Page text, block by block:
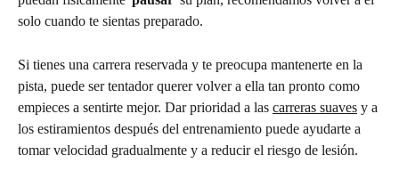
solo cuando te sientas preparado.
Si tienes una carrera reservada y te preocupa mantenerte en la
pista, puede ser tentador querer volver a ella tan pronto como
empieces a sentirte mejor. Dar prioridad a las carreras suaves y a
los estiramientos después del entrenamiento puede ayudarte a
tomar velocidad gradualmente y a reducir el riesgo de lesión.